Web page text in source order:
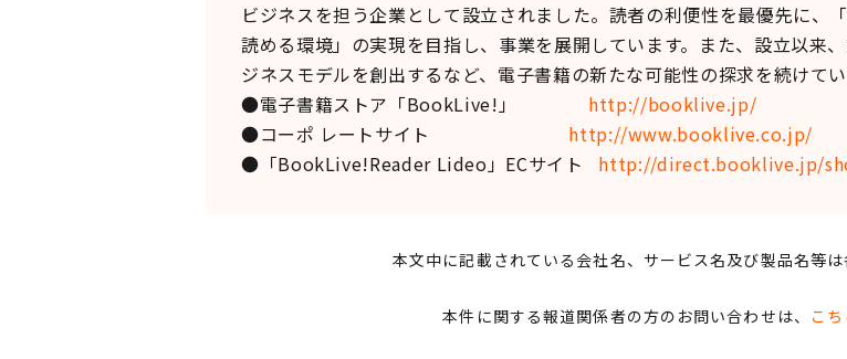
ビジネスを担う企業として設立されました。読者の利便性を最優先に、
読める環境」の実現を目指し、事業を展開しています。また、設立以来
ジネスモデルを創出するなど、電子書籍の新たな可能性の探求を続けてい
●電子書籍ストア「BookLive!」 http://booklive.jp/
●コーポ レートサイト http://www.booklive.co.jp/
●「BookLive!Reader Lideo」ECサイト http://direct.booklive.jp/
本文中に記載されている会社名、サービス名及び製品名等は
本件に関する報道関係者の方のお問い合わせは、 こ